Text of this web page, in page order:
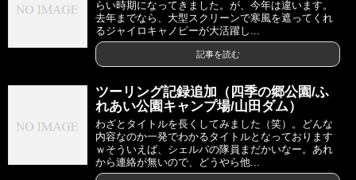
らい時期になってきました。が、今年は違います。
去年までなら、大型スクリーンで寒風を遮ってくれ
るジャイロキャノピーが大活躍し...
記事を読む
ツーリング記録追加（四季の郷公園/ふ
れあい公園キャンプ場/山田ダム）
わざとタイトルを長くしてみました（笑）。どんな
内容なのか一発でわかるタイトルとなっております
ｗそういえば、シェルパの隊員まだかいなー。あれ
から連絡が無いので、どうやら他...